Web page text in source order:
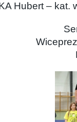
Hubert – kat.